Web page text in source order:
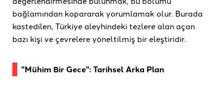
bağlamından kopararak yorumlamak olur. Burada
kastedilen, Türkiye aleyhindeki tezlere alan açan
bazı kişi ve çevrelere yöneltilmiş bir eleştiridir.
"Mühim Bir Gece": Tarihsel Arka Plan